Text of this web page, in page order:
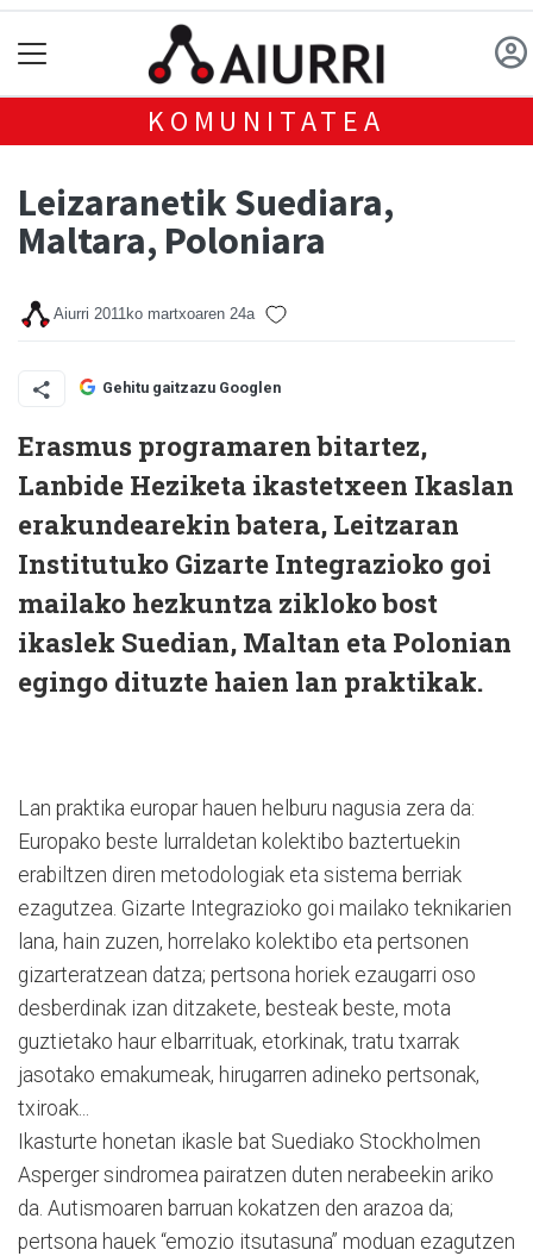
KOMUNITATEA
Leizaranetik Suediara,
Maltara, Poloniara
Aiurri 2011ko martxoaren 24a
Gehitu gaitzazu Googlen
Erasmus programaren bitartez,
Lanbide Heziketa ikastetxeen Ikaslan
erakundearekin batera, Leitzaran
Institutuko Gizarte Integrazioko goi
mailako hezkuntza zikloko bost
ikaslek Suedian, Maltan eta Polonian
egingo dituzte haien lan praktikak.
Lan praktika europar hauen helburu nagusia zera da:
Europako beste lurraldetan kolektibo baztertuekin
erabiltzen diren metodologiak eta sistema berriak
ezagutzea. Gizarte Integrazioko goi mailako teknikarien
lana, hain zuzen, horrelako kolektibo eta pertsonen
gizarteratzean datza; pertsona horiek ezaugarri oso
desberdinak izan ditzakete, besteak beste, mota
guztietako haur elbarrituak, etorkinak, tratu txarrak
jasotako emakumeak, hirugarren adineko pertsonak,
txiroak...
Ikasturte honetan ikasle bat Suediako Stockholmen
Asperger sindromea pairatzen duten nerabeekin ariko
da. Autismoaren barruan kokatzen den arazoa da;
pertsona hauek “emozio itsutasuna” moduan ezagutzen